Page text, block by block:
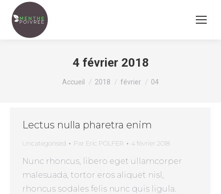
4 février 2018
Vous êtes ici :
Accueil 2018 février 04
Lectus nulla pharetra enim
Uncategorised Par Eric POLFER 4 février 2018
Nunc rhoncus, libero eget ullamcorper
malesuada, tortor eros aliquet nisl,
rhoncus sodales felis nunc quis ligula.